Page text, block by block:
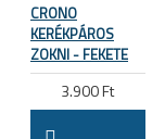
CRONO
KERÉKPÁROS
ZOKNI - FEKETE
3.900 Ft